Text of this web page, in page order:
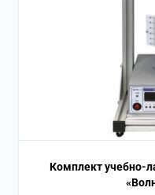
Комплект учебно-